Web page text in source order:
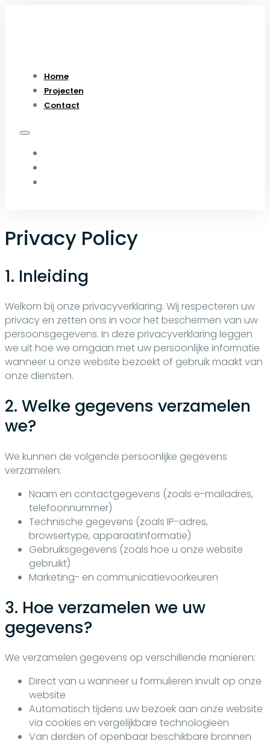
Home
Projecten
Contact
Privacy Policy
1. Inleiding
Welkom bij onze privacyverklaring. Wij respecteren uw
privacy en zetten ons in voor het beschermen van uw
persoonsgegevens. In deze privacyverklaring leggen
we uit hoe we omgaan met uw persoonlijke informatie
wanneer u onze website bezoekt of gebruik maakt van
onze diensten.
2. Welke gegevens verzamelen
we?
We kunnen de volgende persoonlijke gegevens
verzamelen:
Naam en contactgegevens (zoals e-mailadres,
telefoonnummer)
Technische gegevens (zoals IP-adres,
browsertype, apparaatinformatie)
Gebruiksgegevens (zoals hoe u onze website
gebruikt)
Marketing- en communicatievoorkeuren
3. Hoe verzamelen we uw
gegevens?
We verzamelen gegevens op verschillende manieren:
Direct van u wanneer u formulieren invult op onze
website
Automatisch tijdens uw bezoek aan onze website
via cookies en vergelijkbare technologieën
Van derden of openbaar beschikbare bronnen